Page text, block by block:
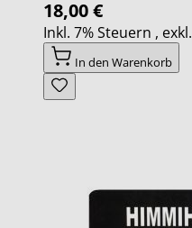
18,00 €
Inkl. 7% Steuern , exkl.
In den Warenkorb